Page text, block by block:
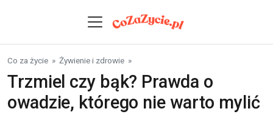
Co za życie » Żywienie i zdrowie »
Trzmiel czy bąk? Prawda o
owadzie, którego nie warto mylić